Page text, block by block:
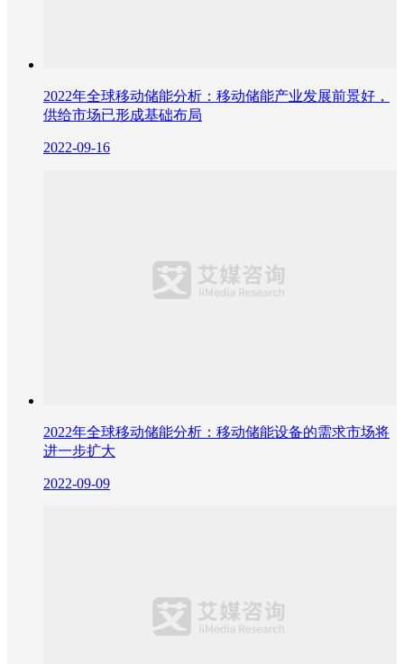
2022年全球移动储能分析：移动储能产业发展前景好，
供给市场已形成基础布局
2022-09-16
2022年全球移动储能分析：移动储能设备的需求市场将
进一步扩大
2022-09-09